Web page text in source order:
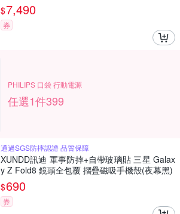
$7,490
券
PHILIPS 口袋 行動電源
任選1件399
通過SGS防摔認證 品質保障
XUNDD訊迪 軍事防摔+自帶玻璃貼 三星 Galax
y Z Fold8 鏡頭全包覆 摺疊磁吸手機殼(夜幕黑)
$690
券